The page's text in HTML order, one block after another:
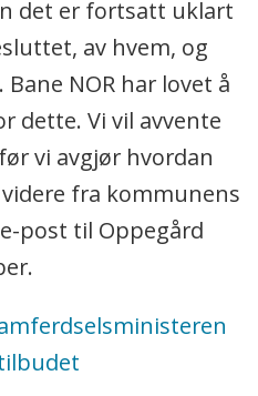
det er fortsatt uklart
av hvem, og
NOR har lovet å
dette. Vi vil avvente
vi avgjør hvordan
fra kommunens
post til Oppegård